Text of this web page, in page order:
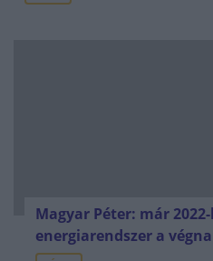
Magyar Péter: már
energiarendszer a